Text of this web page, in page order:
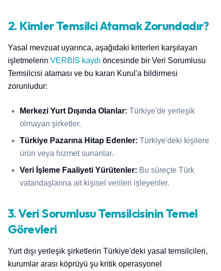
2. Kimler Temsilci Atamak Zorundadır?
Yasal mevzuat uyarınca, aşağıdaki kriterleri karşılayan
işletmelerin VERBİS kaydı öncesinde bir Veri Sorumlusu
Temsilcisi ataması ve bu kararı Kurul'a bildirmesi
zorunludur:
Merkezi Yurt Dışında Olanlar: Türkiye'de yerleşik
olmayan şirketler.
Türkiye Pazarına Hitap Edenler: Türkiye'deki kişilere
ürün veya hizmet sunanlar.
Veri İşleme Faaliyeti Yürütenler: Bu süreçte Türk
vatandaşlarına ait kişisel verileri işleyenler.
3. Veri Sorumlusu Temsilcisinin Temel
Görevleri
Yurt dışı yerleşik şirketlerin Türkiye'deki yasal temsilcileri,
kurumlar arası köprüyü şu kritik operasyonel